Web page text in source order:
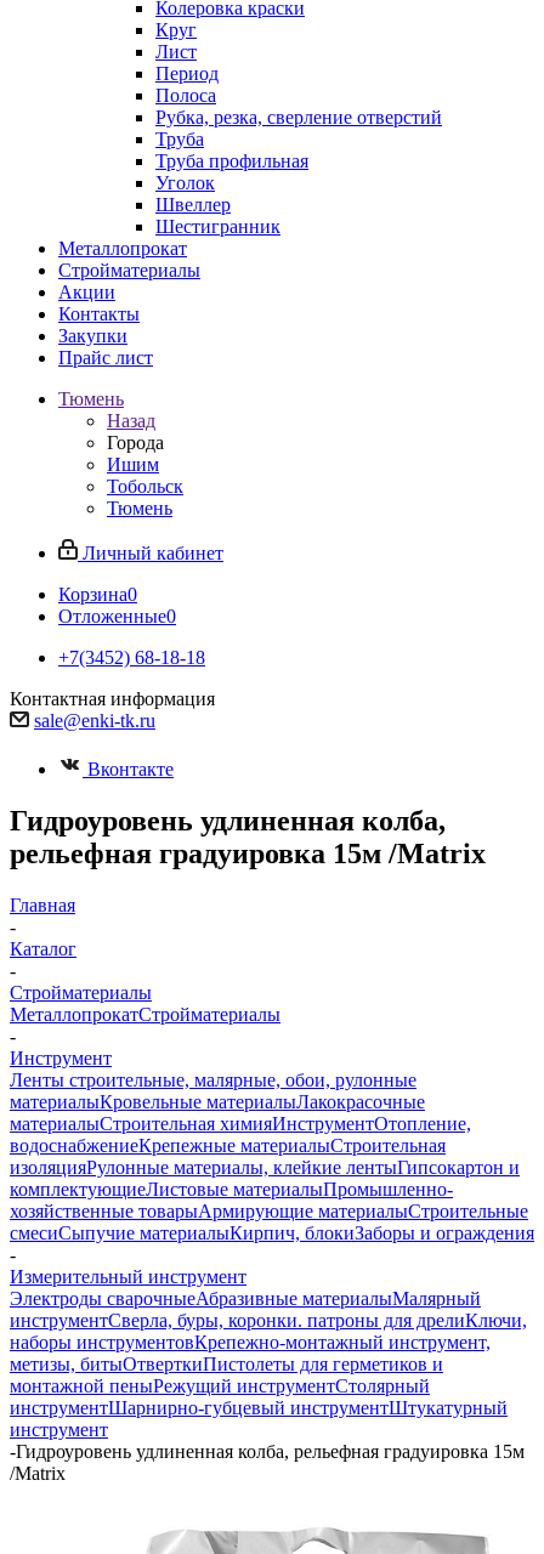
Колеровка краски
Круг
Лист
Период
Полоса
Рубка, резка, сверление отверстий
Труба
Труба профильная
Уголок
Швеллер
Шестигранник
Металлопрокат
Стройматериалы
Акции
Контакты
Закупки
Прайс лист
Тюмень
Назад
Города
Ишим
Тобольск
Тюмень
Личный кабинет
Корзина0
Отложенные0
+7(3452) 68-18-18
Контактная информация
sale@enki-tk.ru
Вконтакте
Гидроуровень удлиненная колба,
рельефная градуировка 15м /Matrix
Главная
-
Каталог
-
Стройматериалы
МеталлопрокатСтройматериалы
-
Инструмент
Ленты строительные, малярные, обои, рулонные
материалыКровельные материалыЛакокрасочные
материалыСтроительная химияИнструментОтопление,
водоснабжениеКрепежные материалыСтроительная
изоляцияРулонные материалы, клейкие лентыГипсокартон и
комплектующиеЛистовые материалыПромышленно-
хозяйственные товарыАрмирующие материалыСтроительные
смесиСыпучие материалыКирпич, блокиЗаборы и ограждения
-
Измерительный инструмент
Электроды сварочныеАбразивные материалыМалярный
инструментСверла, буры, коронки. патроны для дрелиКлючи,
наборы инструментовКрепежно-монтажный инструмент,
метизы, битыОтверткиПистолеты для герметиков и
монтажной пеныРежущий инструментСтолярный
инструментШарнирно-губцевый инструментШтукатурный
инструмент
-Гидроуровень удлиненная колба, рельефная градуировка 15м
/Matrix